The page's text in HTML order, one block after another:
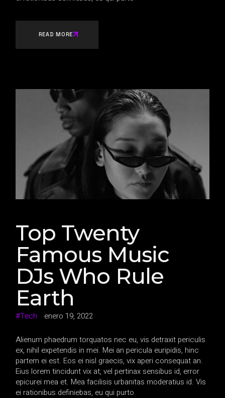
READ MORE
Top Twenty
Famous Music
DJs Who Rule
Earth
Tech enero 19, 2022
Alienum phaedrum torquatos nec eu, vis detraxit periculis
ex, nihil expetendis in mei. Mei an pericula euripidis, hinc
partem ei est. Eos ei nisl graecis, vix aperi consequat an.
Eius lorem tincidunt vix at, vel pertinax sensibus id, error
epicurei mea et. Mea facilisis urbanitas moderatius id. Vis
ei rationibus definiebas, eu qui purto